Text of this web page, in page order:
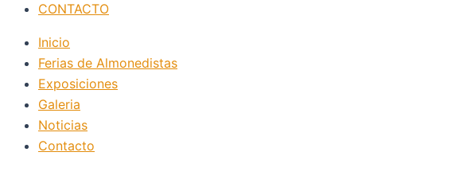
CONTACTO
Inicio
Ferias de Almonedistas
Exposiciones
Galeria
Noticias
Contacto